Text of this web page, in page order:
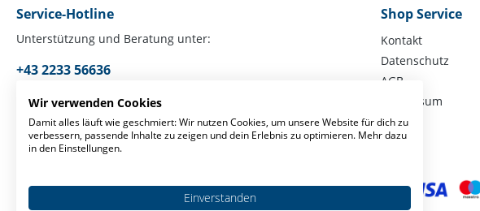
Service-Hotline
Unterstützung und Beratung unter:
+43 2233 56636
Mo-Fr, 09:00 - 17:00 Uhr
Oder über unserKontaktformular.
Shop Service
Kontakt
Datenschutz
AGB
Impressum
Wir verwenden Cookies
Damit alles läuft wie geschmiert: Wir nutzen Cookies, um unsere Website für dich zu
verbessern, passende Inhalte zu zeigen und dein Erlebnis zu optimieren. Mehr dazu
in den Einstellungen.
Einverstanden